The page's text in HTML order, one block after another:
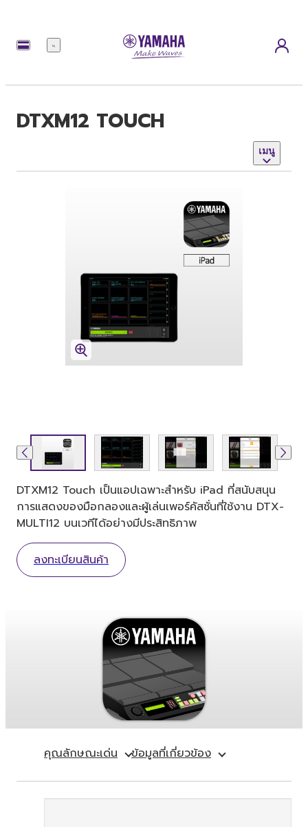
เมนู
DTXM12 TOUCH
เมนู
DTXM12 Touch เป็นแอปเฉพาะสำหรับ iPad ที่สนับสนุน
การแสดงของมือกลองและผู้เล่นเพอร์คัสชั่นที่ใช้งาน DTX-
MULTI12 บนเวทีได้อย่างมีประสิทธิภาพ
ลงทะเบียนสินค้า
คุณลักษณะเด่น ข้อมูลที่เกี่ยวข้อง